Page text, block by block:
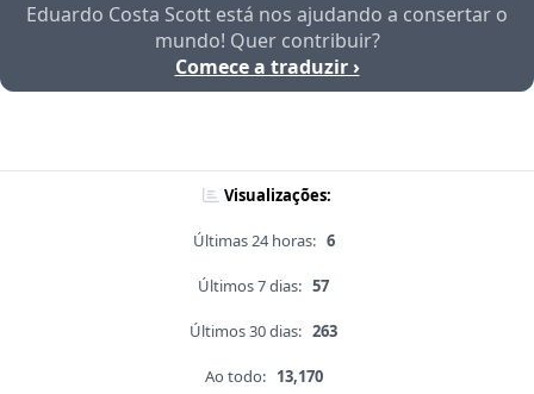
Eduardo Costa Scott está nos ajudando a consertar o
mundo! Quer contribuir?
Comece a traduzir ›
Visualizações:
Últimas 24 horas: 6
Últimos 7 dias: 57
Últimos 30 dias: 263
Ao todo: 13,170